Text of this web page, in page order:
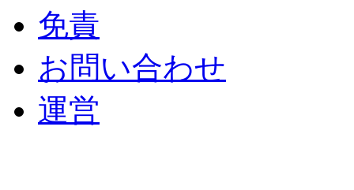
免責
お問い合わせ
運営